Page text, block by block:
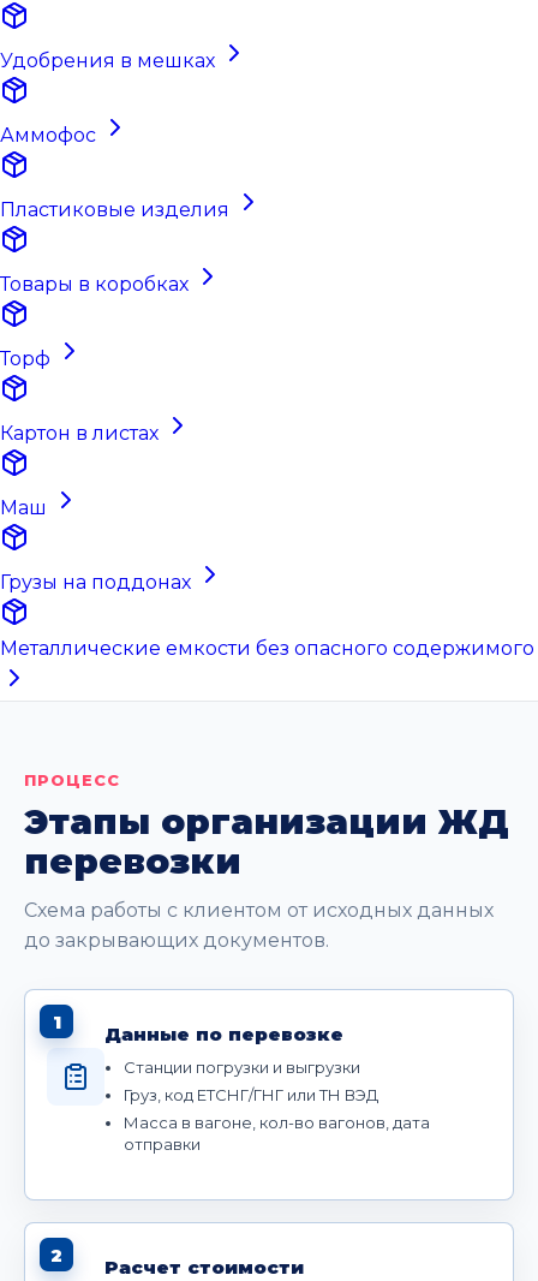
Удобрения в мешках
Аммофос
Пластиковые изделия
Товары в коробках
Торф
Картон в листах
Маш
Грузы на поддонах
Металлические емкости без опасного содержимого
ПРОЦЕСС
Этапы организации ЖД
перевозки
Схема работы с клиентом от исходных данных
до закрывающих документов.
1
Данные по перевозке
Станции погрузки и выгрузки
Груз, код ЕТСНГ/ГНГ или ТН ВЭД
Масса в вагоне, кол-во вагонов, дата
отправки
2
Расчет стоимости